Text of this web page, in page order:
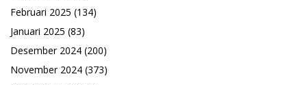
Februari 2025 (134)
Januari 2025 (83)
Desember 2024 (200)
November 2024 (373)